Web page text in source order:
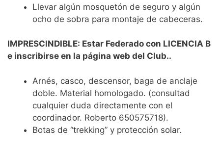
Llevar algún mosquetón de seguro y algún
ocho de sobra para montaje de cabeceras.
IMPRESCINDIBLE: Estar Federado con LICENCIA B
e inscribirse en la página web del Club..
Arnés, casco, descensor, baga de anclaje
doble. Material homologado. (consultad
cualquier duda directamente con el
coordinador. Roberto 650575718).
Botas de “trekking” y protección solar.